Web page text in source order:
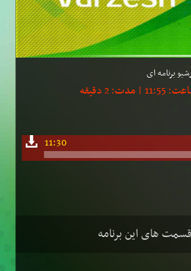
برنامه ای
11:30
های این برنامه